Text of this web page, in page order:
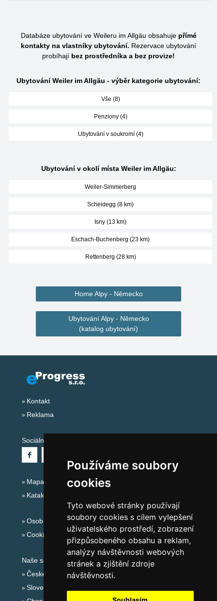
Používáme soubory
cookies
Tyto webové stránky používají
soubory cookies s cílem vylepšení
uživatelského prostředí, zobrazení
přizpůsobeného obsahu a reklam,
analýzy návštěvnosti webových
stránek a zjištění zdroje
návštěvnosti.
Databáze ubytování ve Weileru im Allgäu obsahuje přímé
kontakty na vlastníky ubytování. Rezervace ubytování
probíhají bez prostředníka a bez provize!
Ubytování Weiler im Allgäu - výběr kategorie ubytování:
Vše (8)
Penziony (4)
Ubytování v soukromí (4)
Ubytování v okolí místa Weiler im Allgäu:
Weiler-Simmerberg
Scheidegg (8 km)
Isny (13 km)
Eschach-Buchenberg (23 km)
Rettenberg (28 km)
Home Alpy - Německo
Ubytování Alpy - Německo
(katalog ubytování)
Kontakt
Reklama
Sociální sítě:
Mapa serveru Alpy - Německo
Katalog ubytování
Osobní údaje
Cookies
Naše servery:
České hory
Slovenské hory